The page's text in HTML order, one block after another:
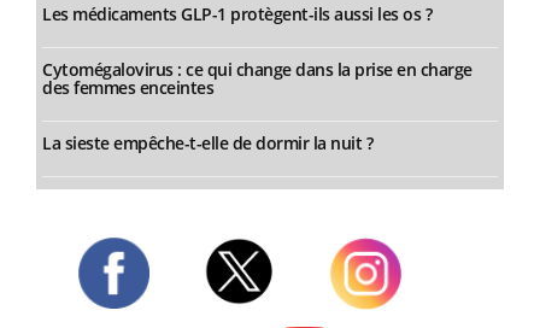
Les médicaments GLP-1 protègent-ils aussi les os ?
Cytomégalovirus : ce qui change dans la prise en charge
des femmes enceintes
La sieste empêche-t-elle de dormir la nuit ?